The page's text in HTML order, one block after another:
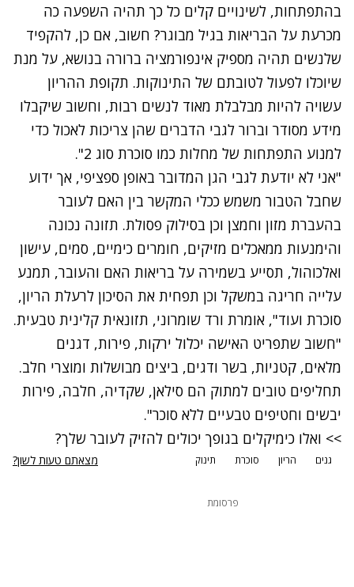
בהתפתחות, לשינויים קלים כל כך תהיה השפעה כה
מכרעת על הבריאות בגיל מבוגר? חשוב, אם כן, להקפיד
שלנשים תהיה מספיק אינפורמציה ברורה בנושא, על מנת
שיוכלו לפעול לטובתם של התינוקות. תקופת ההריון
עשויה להיות מבלבלת מאוד לנשים רבות, וחשוב שיקבלו
מידע מסודר וברור לגבי הדברים שהן צריכות לאכול כדי
למנוע התפתחות של מחלות כמו סוכרת סוג 2".
"אני לא יודעת לגבי הגן המדובר באופן ספציפי, אך ידוע
שחבל הטבור משמש ככלי המקשר בין האם לעובר
בהעברת מזון וחמצן וכן בסילוק פסולת. תזונה נכונה
והימנעות ממאכלים מזיקים, חומרים כימיים, סמים, עישון
ואלכוהול, תסייע בשמירה על בריאות האם והעובר, תמנע
עלייה חריגה במשקל וכן תפחית את הסיכון לרעלת הריון,
סוכרת ועוד", אומרת ורד שומרוני, תזונאית קלינית טבעית.
"חשוב שתפריט האישה יכלול ירקות, פירות, דגנים
מלאים, קטניות, בשר ודגים, ביצים מבושלות ומוצרי חלב.
תחליפים טובים למתוק הם סילאן, שקדיה, חלבה, פירות
יבשים וחטיפים טבעיים ללא סוכר".
>> ואלו כימיקלים בגופך יכולים להזיק לעובר שלך?
גנים הריון סוכרת תינוק מצאתם טעות לשון?
פרסומת